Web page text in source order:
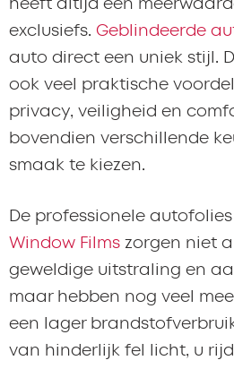
heeft altijd een
exclusiefs. Geblindeerde
auto direct een uniek stijl.
ook veel praktische
privacy, veiligheid en
bovendien verschillende
smaak te kiezen.
De professionele
Window Films zorgen niet
geweldige uitstraling en
maar hebben nog veel
een lager
van hinderlijk fel licht, u